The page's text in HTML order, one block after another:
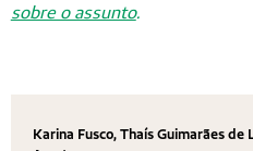
sobre o assunto.
Karina Fusco, Thaís Guimarães